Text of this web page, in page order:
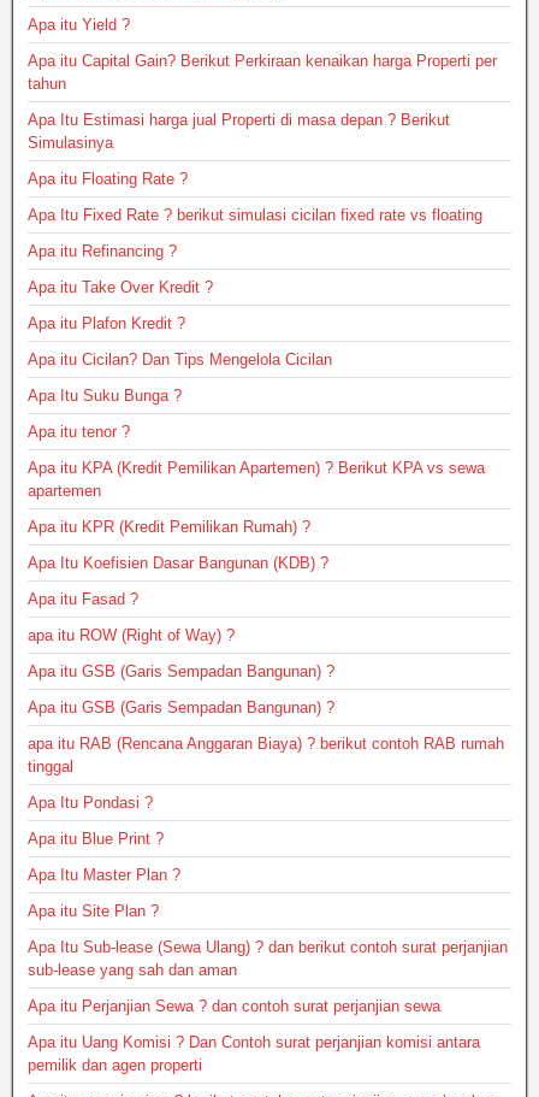
Apa itu Yield ?
Apa itu Capital Gain? Berikut Perkiraan kenaikan harga Properti per
tahun
Apa Itu Estimasi harga jual Properti di masa depan ? Berikut
Simulasinya
Apa itu Floating Rate ?
Apa Itu Fixed Rate ? berikut simulasi cicilan fixed rate vs floating
Apa itu Refinancing ?
Apa itu Take Over Kredit ?
Apa itu Plafon Kredit ?
Apa itu Cicilan? Dan Tips Mengelola Cicilan
Apa Itu Suku Bunga ?
Apa itu tenor ?
Apa itu KPA (Kredit Pemilikan Apartemen) ? Berikut KPA vs sewa
apartemen
Apa itu KPR (Kredit Pemilikan Rumah) ?
Apa Itu Koefisien Dasar Bangunan (KDB) ?
Apa itu Fasad ?
apa itu ROW (Right of Way) ?
Apa itu GSB (Garis Sempadan Bangunan) ?
Apa itu GSB (Garis Sempadan Bangunan) ?
apa itu RAB (Rencana Anggaran Biaya) ? berikut contoh RAB rumah
tinggal
Apa Itu Pondasi ?
Apa itu Blue Print ?
Apa Itu Master Plan ?
Apa itu Site Plan ?
Apa Itu Sub-lease (Sewa Ulang) ? dan berikut contoh surat perjanjian
sub-lease yang sah dan aman
Apa itu Perjanjian Sewa ? dan contoh surat perjanjian sewa
Apa itu Uang Komisi ? Dan Contoh surat perjanjian komisi antara
pemilik dan agen properti